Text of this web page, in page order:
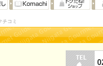
チコミ